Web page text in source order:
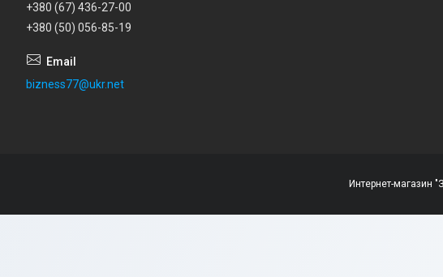
+380 (67) 436-27-00
+380 (50) 056-85-19
bizness77@ukr.net